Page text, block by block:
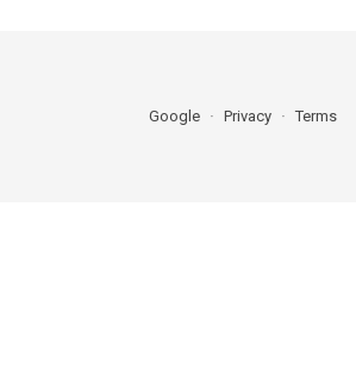
Google Privacy Terms